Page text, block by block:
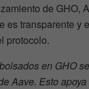
de GHO,
es transparente y
protocolo.
en GHO
Aave. Esto